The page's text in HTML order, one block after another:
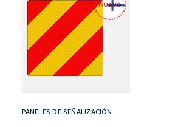
PANELES DE SEÑALIZACIÓN